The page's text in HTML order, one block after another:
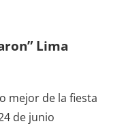
Lima
mejor de la fiesta
de junio